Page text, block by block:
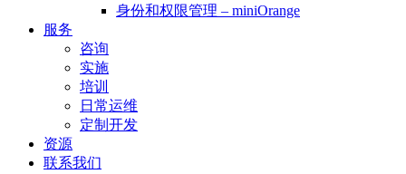
身份和权限管理 – miniOrange
服务
咨询
实施
培训
日常运维
定制开发
资源
联系我们